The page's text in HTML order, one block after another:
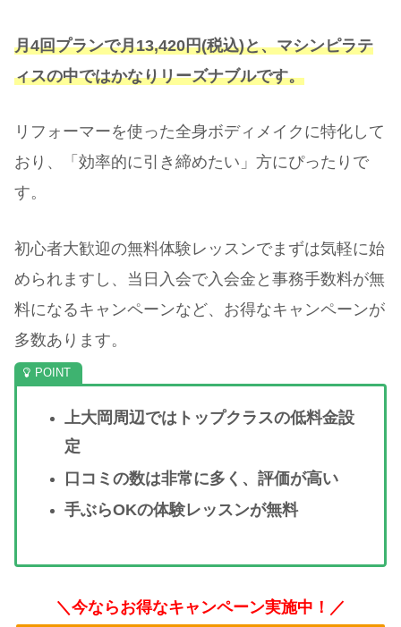
月4回プランで月13,420円(税込)と、マシンピラテ
ィスの中ではかなりリーズナブルです。
リフォーマーを使った全身ボディメイクに特化して
おり、「効率的に引き締めたい」方にぴったりで
す。
初心者大歓迎の無料体験レッスンでまずは気軽に始
められますし、当日入会で入会金と事務手数料が無
料になるキャンペーンなど、お得なキャンペーンが
多数あります。
上大岡周辺ではトップクラスの低料金設
定
口コミの数は非常に多く、評価が高い
手ぶらOKの体験レッスンが無料
＼今ならお得なキャンペーン実施中！／